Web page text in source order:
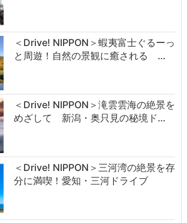
＜Drive! NIPPON＞蝦夷富士ぐるーっ
と周遊！自然の景観に癒される …
＜Drive! NIPPON＞滝雲雲海の絶景を
めざして 新潟・奥只見の秘境ド…
＜Drive! NIPPON＞三河湾の絶景を存
分に満喫！愛知・三河ドライブ